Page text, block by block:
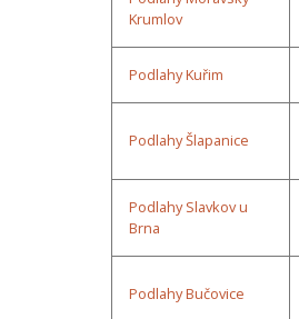
Krumlov
Podlahy Kuřim
Podlahy Šlapanice
Podlahy Slavkov u
Brna
Podlahy Bučovice